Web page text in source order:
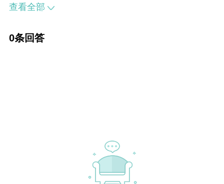
手术修复，让双眼皮更流畅自然一些。
查看全部
0条回答